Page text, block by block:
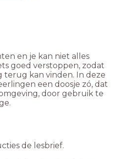
en je kan niet alles
goed verstoppen, zodat
terug kan vinden. In deze
een doosje zó, dat
door gebruik te
de lesbrief.